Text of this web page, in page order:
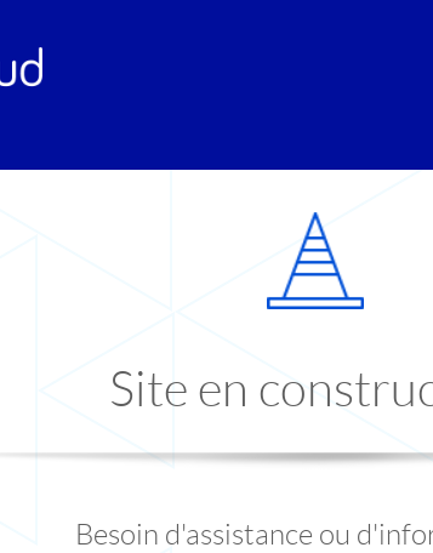
Site en
Besoin d'assistance ou